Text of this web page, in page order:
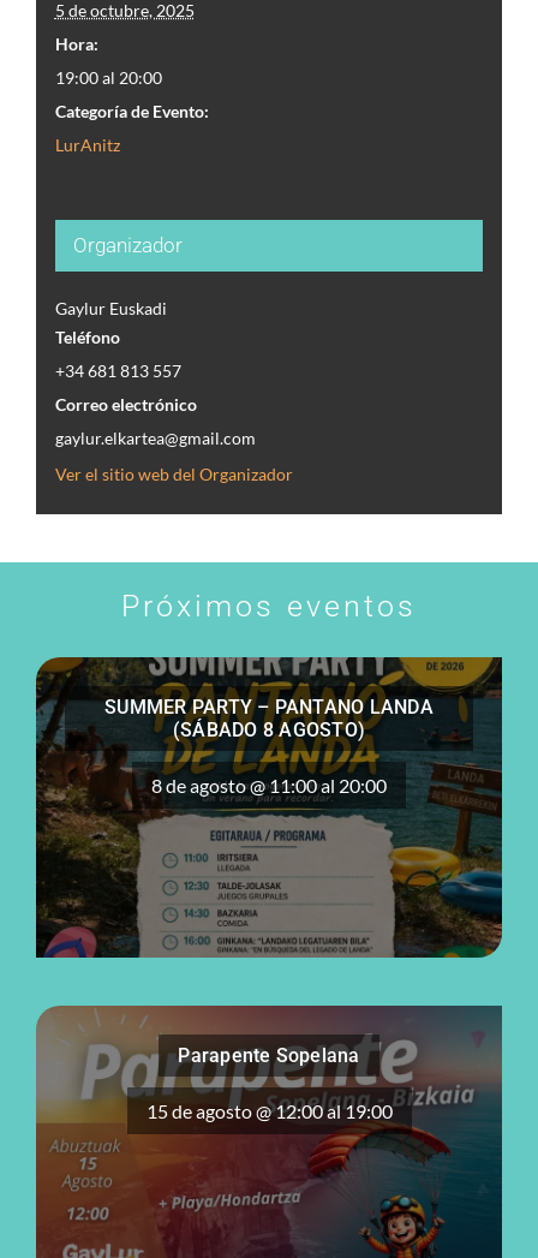
5 de octubre, 2025
Hora:
19:00 al 20:00
Categoría de Evento:
LurAnitz
Organizador
Gaylur Euskadi
Teléfono
+34 681 813 557
Correo electrónico
gaylur.elkartea@gmail.com
Ver el sitio web del Organizador
Próximos eventos
SUMMER PARTY – PANTANO LANDA
(SÁBADO 8 AGOSTO)
8 de agosto @ 11:00al 20:00
Parapente Sopelana
15 de agosto @ 12:00al19:00
¿Tienes una idea que te gustaría
BUZÓN DE
SUGERENCIAS